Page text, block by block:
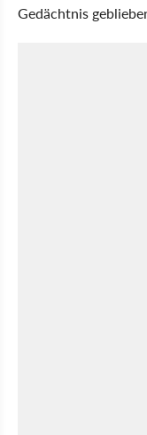
Gedächtnis